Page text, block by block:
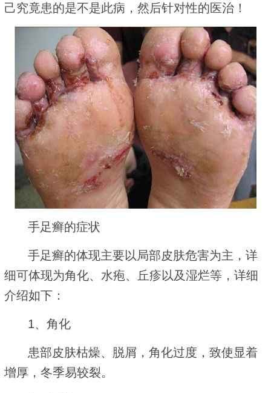
己究竟患的是不是此病，然后针对性的医治！
手足癣的症状
手足癣的体现主要以局部皮肤危害为主，详
细可体现为角化、水疱、丘疹以及湿烂等，详细
介绍如下：
1、角化
患部皮肤枯燥、脱屑，角化过度，致使显着
增厚，冬季易较裂。